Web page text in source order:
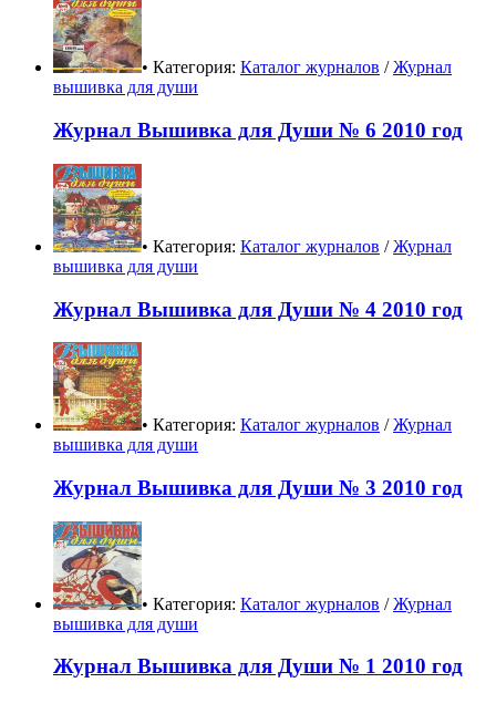
• Категория: Каталог журналов /Журнал
вышивка для души
Журнал Вышивка для Души № 6 2010 год
• Категория: Каталог журналов /Журнал
вышивка для души
Журнал Вышивка для Души № 4 2010 год
• Категория: Каталог журналов /Журнал
вышивка для души
Журнал Вышивка для Души № 3 2010 год
• Категория: Каталог журналов /Журнал
вышивка для души
Журнал Вышивка для Души № 1 2010 год